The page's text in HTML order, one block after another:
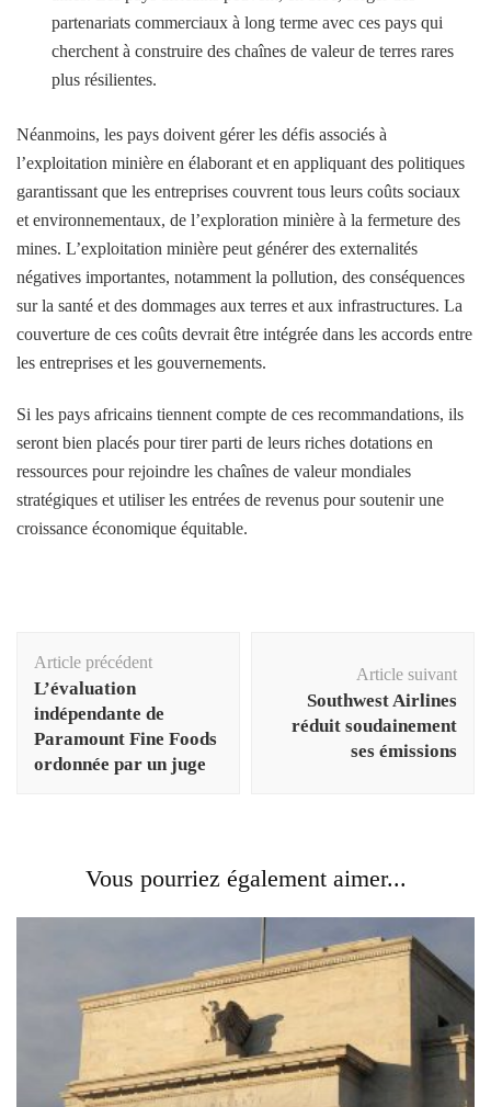
partenariats commerciaux à long terme avec ces pays qui
cherchent à construire des chaînes de valeur de terres rares
plus résilientes.
Néanmoins, les pays doivent gérer les défis associés à
l’exploitation minière en élaborant et en appliquant des politiques
garantissant que les entreprises couvrent tous leurs coûts sociaux
et environnementaux, de l’exploration minière à la fermeture des
mines. L’exploitation minière peut générer des externalités
négatives importantes, notamment la pollution, des conséquences
sur la santé et des dommages aux terres et aux infrastructures. La
couverture de ces coûts devrait être intégrée dans les accords entre
les entreprises et les gouvernements.
Si les pays africains tiennent compte de ces recommandations, ils
seront bien placés pour tirer parti de leurs riches dotations en
ressources pour rejoindre les chaînes de valeur mondiales
stratégiques et utiliser les entrées de revenus pour soutenir une
croissance économique équitable.
d'article
Article précédent
L’évaluation
indépendante de
Paramount Fine Foods
ordonnée par un juge
Article suivant
Southwest Airlines
réduit soudainement
ses émissions
Vous pourriez également aimer...